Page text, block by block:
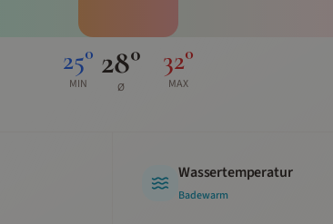
25°
MIN
28°
Ø
32°
MAX
Wassertemperatur
Badewarm